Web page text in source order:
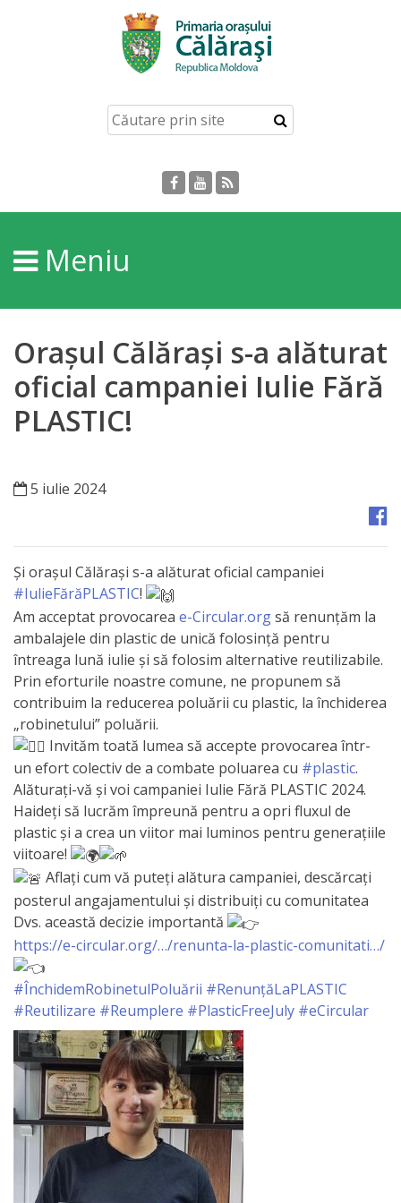
Despre
Orașului
Personalități
Regulamente
Orașe
înfrățite
Strategii
de
Stat
al
Actelor
Locale
Primăria
Aparatul
Primăriei
Lista
colaboratorilor
Primăriei
Călăraşi
Contabilitate
Serviciul
Arhitectură
şi
Urbanism
Meniu
Orașul Călărași s-a alăturat
oficial campaniei Iulie Fără
PLASTIC!
5 iulie 2024
Și orașul Călărași s-a alăturat oficial campaniei
#IulieFărăPLASTIC!
Am acceptat provocarea e-Circular.orgsă renunțăm la
ambalajele din plastic de unică folosință pentru
întreaga lună iulie și să folosim alternative reutilizabile.
Prin eforturile noastre comune, ne propunem să
contribuim la reducerea poluării cu plastic, la închiderea
„robinetului” poluării.
Invităm toată lumea să accepte provocarea într-
un efort colectiv de a combate poluarea cu #plastic.
Alăturați-vă și voi campaniei Iulie Fără PLASTIC 2024.
Haideți să lucrăm împreună pentru a opri fluxul de
plastic și a crea un viitor mai luminos pentru generațiile
viitoare!
Aflați cum vă puteți alătura campaniei, descărcați
posterul angajamentului și distribuiți cu comunitatea
Dvs. această decizie importantă
https://e-circular.org/…/renunta-la-plastic-comunitati…/
#ÎnchidemRobinetulPoluării #RenunțăLaPLASTIC
#Reutilizare #Reumplere #PlasticFreeJuly #eCircular